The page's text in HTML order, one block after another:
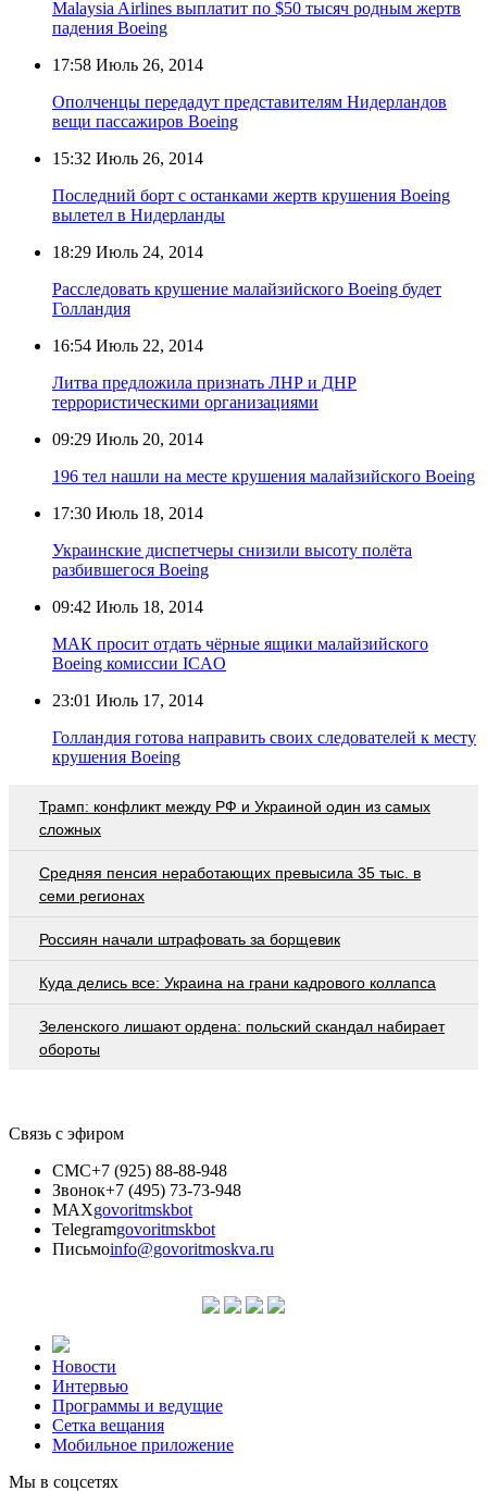
Malaysia Airlines выплатит по $50 тысяч родным жертв
падения Boeing
17:58 Июль 26, 2014
Ополченцы передадут представителям Нидерландов
вещи пассажиров Boeing
15:32 Июль 26, 2014
Последний борт с останками жертв крушения Boeing
вылетел в Нидерланды
18:29 Июль 24, 2014
Расследовать крушение малайзийского Boeing будет
Голландия
16:54 Июль 22, 2014
Литва предложила признать ЛНР и ДНР
террористическими организациями
09:29 Июль 20, 2014
196 тел нашли на месте крушения малайзийского Boeing
17:30 Июль 18, 2014
Украинские диспетчеры снизили высоту полёта
разбившегося Boeing
09:42 Июль 18, 2014
МАК просит отдать чёрные ящики малайзийского
Boeing комиссии ICAO
23:01 Июль 17, 2014
Голландия готова направить своих следователей к месту
крушения Boeing
Трамп: конфликт между РФ и Украиной один из самых
сложных
Средняя пенсия неработающих превысила 35 тыс. в
семи регионах
Россиян начали штрафовать за борщевик
Куда делись все: Украина на грани кадрового коллапса
Зеленского лишают ордена: польский скандал набирает
обороты
Связь с эфиром
СМС+7 (925) 88-88-948
Звонок+7 (495) 73-73-948
MAXgovoritmskbot
Telegramgovoritmskbot
Письмоinfo@govoritmoskva.ru
Новости
Интервью
Программы и ведущие
Сетка вещания
Мобильное приложение
Мы в соцсетях